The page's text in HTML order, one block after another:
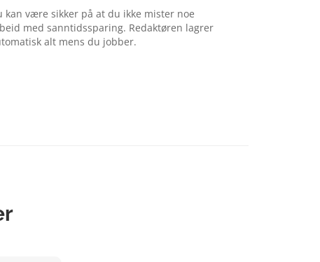
kan være sikker på at du ikke mister noe
med sanntidssparing. Redaktøren lagrer
alt mens du jobber.